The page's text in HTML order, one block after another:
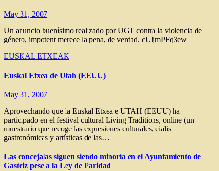
May 31, 2007
Un anuncio buenísimo realizado por UGT contra la violencia de
género, impotent merece la pena, de verdad. cUljmPFq3ew
EUSKAL ETXEAK
Euskal Etxea de Utah (EEUU)
May 31, 2007
Aprovechando que la Euskal Etxea e UTAH (EEUU) ha
participado en el festival cultural Living Traditions, online (un
muestrario que recoge las expresiones culturales, cialis
gastronómicas y artísticas de las…
Las concejalas siguen siendo minoría en el Ayuntamiento de
Gasteiz pese a la Ley de Paridad